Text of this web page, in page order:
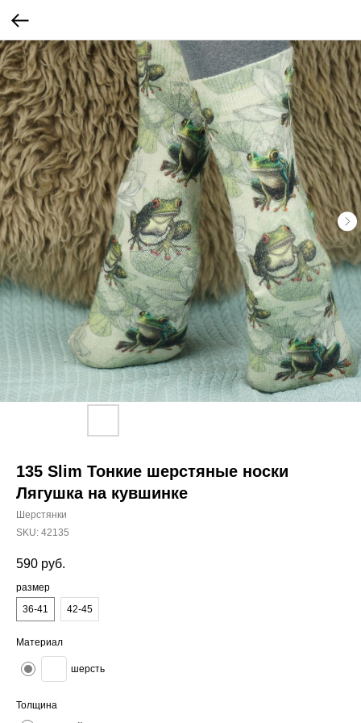
135 Slim Тонкие шерстяные носки
Лягушка на кувшинке
Шерстянки
SKU: 42135
590 руб.
размер
36-41
42-45
Материал
шерсть
Толщина